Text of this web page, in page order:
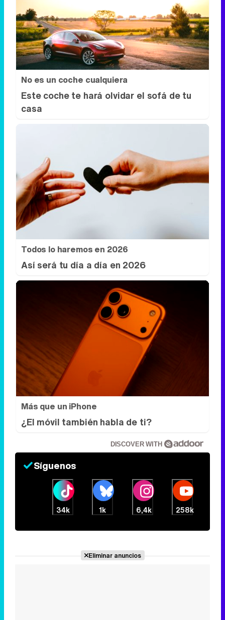
No es un coche cualquiera
Este coche te hará olvidar el sofá de tu
casa
Todos lo haremos en 2026
Así será tu día a día en 2026
Más que un iPhone
¿El móvil también habla de ti?
DISCOVER WITH
Síguenos
34k 1k 6,4k 258k
Eliminar anuncios